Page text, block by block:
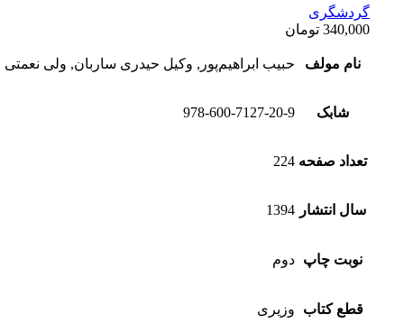
گردشگری
340,000 تومان
نام مولف حبیب ابراهیم‌پور, وکیل حیدری ساربان, ولی نعمتی
شابک 978-600-7127-20-9
تعداد صفحه 224
سال انتشار 1394
نوبت چاپ دوم
قطع کتاب وزیری